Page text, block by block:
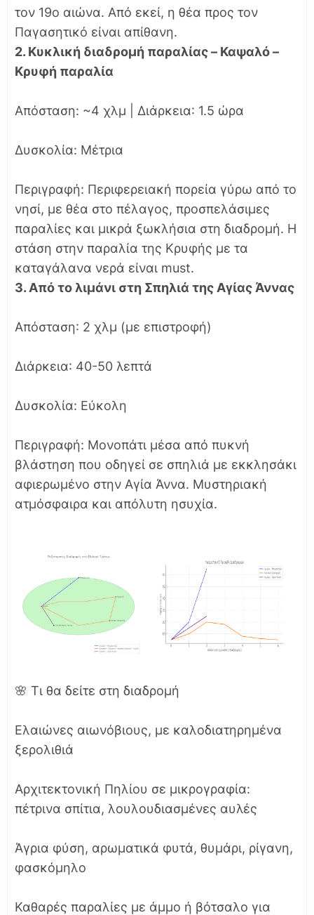
τον 19ο αιώνα. Από εκεί, η θέα προς τον
Παγασητικό είναι απίθανη.
2. Κυκλική διαδρομή παραλίας – Καψαλό –
Κρυφή παραλία
Απόσταση: ~4 χλμ | Διάρκεια: 1.5 ώρα
Δυσκολία: Μέτρια
Περιγραφή: Περιφερειακή πορεία γύρω από το
νησί, με θέα στο πέλαγος, προσπελάσιμες
παραλίες και μικρά ξωκλήσια στη διαδρομή. Η
στάση στην παραλία της Κρυφής με τα
καταγάλανα νερά είναι must.
3. Από το λιμάνι στη Σπηλιά της Αγίας Άννας
Απόσταση: 2 χλμ (με επιστροφή)
Διάρκεια: 40-50 λεπτά
Δυσκολία: Εύκολη
Περιγραφή: Μονοπάτι μέσα από πυκνή
βλάστηση που οδηγεί σε σπηλιά με εκκλησάκι
αφιερωμένο στην Αγία Άννα. Μυστηριακή
ατμόσφαιρα και απόλυτη ησυχία.
🌸 Τι θα δείτε στη διαδρομή
Ελαιώνες αιωνόβιους, με καλοδιατηρημένα
ξερολιθιά
Αρχιτεκτονική Πηλίου σε μικρογραφία:
πέτρινα σπίτια, λουλουδιασμένες αυλές
Άγρια φύση, αρωματικά φυτά, θυμάρι, ρίγανη,
φασκόμηλο
Καθαρές παραλίες με άμμο ή βότσαλο για